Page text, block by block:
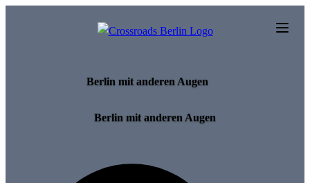
Berlin mit anderen Augen
Berlin mit anderen Augen